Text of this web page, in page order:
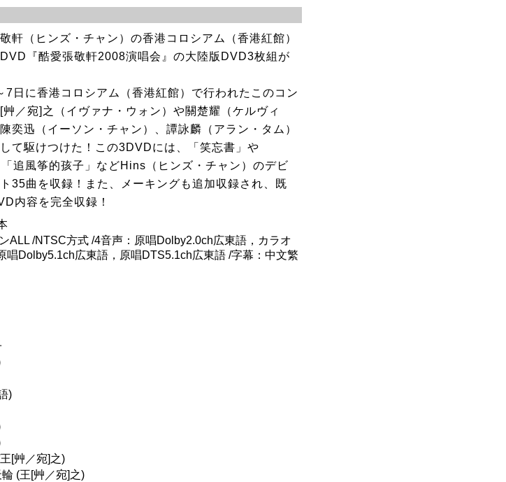
軒（ヒンズ・チャン）の香港コロシアム（香港紅館）
『酷愛張敬軒2008演唱会』の大陸版DVD3枚組が
7日に香港コロシアム（香港紅館）で行われたこのコン
／宛]之（イヴァナ・ウォン）や關楚耀（ケルヴィ
奕迅（イーソン・チャン）、譚詠麟（アラン・タム）
て駆けつけた！この3DVDには、「笑忘書」や
追風筝的孩子」などHins（ヒンズ・チャン）のデビ
35曲を収録！また、メーキングも追加収録され、既
内容を完全収録！
ALL /NTSC方式 /4音声：原唱Dolby2.0ch広東語，カラオ
唱Dolby5.1ch広東語，原唱DTS5.1ch広東語 /字幕：中文繁
)
[艸／宛]之)
(王[艸／宛]之)